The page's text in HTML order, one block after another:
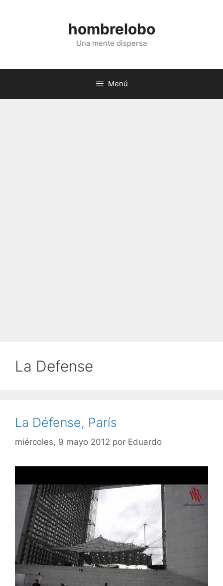
hombrelobo
Una mente dispersa
Menú
La Defense
La Défense, París
miércoles, 9 mayo 2012 por Eduardo